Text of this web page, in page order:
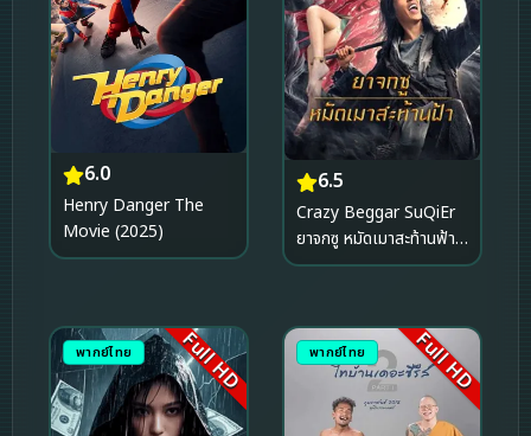
6.0
Henry Danger The
Movie (2025)
6.5
Crazy Beggar SuQiEr
ยาจกซู หมัดเมาสะท้านฟ้า
(2026)
พากย์ไทย Full HD พากย์ไทย Full HD